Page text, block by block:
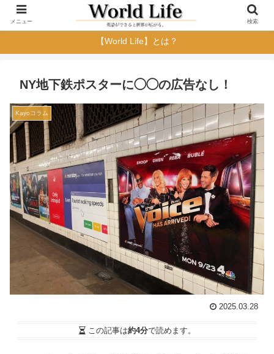
【World Life】とは？
NY地下鉄ポスターに◯◯の広告なし！
Kayoコラム
2025.03.28
この記事は約4分で読めます。
メニュー 検索